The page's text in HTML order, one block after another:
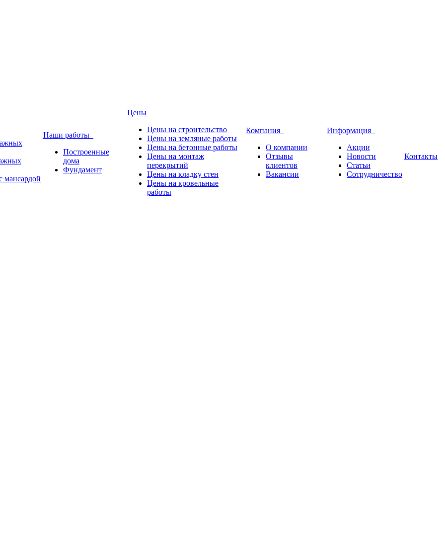
мансардой
Наши работы
Построенные
дома
Фундамент
Цены
Цены на строительство
Цены на земляные работы
Цены на бетонные работы
Цены на монтаж
перекрытий
Цены на кладку стен
Цены на кровельные
работы
Компания
О компании
Отзывы
клиентов
Вакансии
Информация
Акции
Новости
Статьи
Сотрудничество
Контакты